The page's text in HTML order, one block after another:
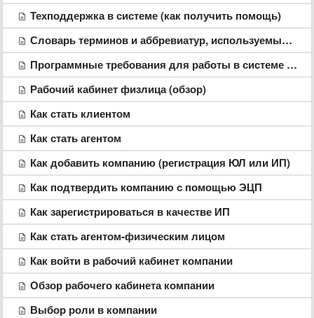
Техподдержка в системе (как получить помощь)
Словарь терминов и аббревиатур, используемых в системе
Программные требования для работы в системе Goodfin
Рабочий кабинет физлица (обзор)
Как стать клиентом
Как стать агентом
Как добавить компанию (регистрация ЮЛ или ИП)
Как подтвердить компанию с помощью ЭЦП
Как зарегистрироваться в качестве ИП
Как стать агентом-физическим лицом
Как войти в рабочий кабинет компании
Обзор рабочего кабинета компании
Выбор роли в компании